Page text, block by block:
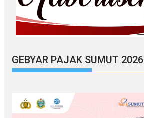
GEBYAR PAJAK SUMUT 2026